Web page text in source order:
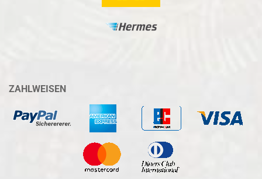
ZAHLWEISEN